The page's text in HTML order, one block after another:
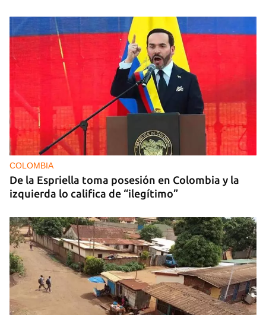
COLOMBIA
De la Espriella toma posesión en Colombia y la
izquierda lo califica de “ilegítimo”